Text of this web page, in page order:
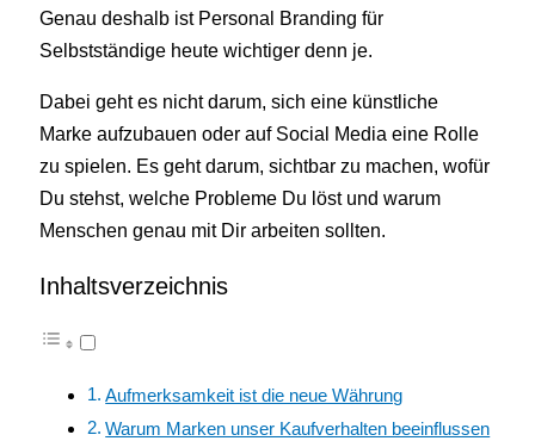
Genau deshalb ist Personal Branding für
Selbstständige heute wichtiger denn je.
Dabei geht es nicht darum, sich eine künstliche
Marke aufzubauen oder auf Social Media eine Rolle
zu spielen. Es geht darum, sichtbar zu machen, wofür
Du stehst, welche Probleme Du löst und warum
Menschen genau mit Dir arbeiten sollten.
Inhaltsverzeichnis
Aufmerksamkeit ist die neue Währung
Warum Marken unser Kaufverhalten beeinflussen